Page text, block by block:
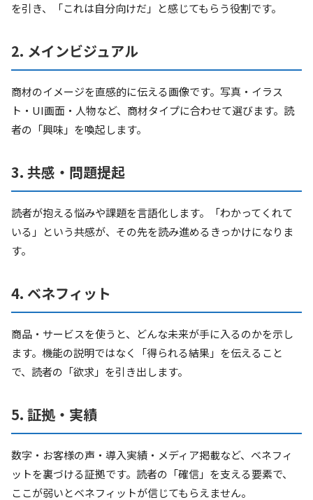
を引き、「これは自分向けだ」と感じてもらう役割です。
2. メインビジュアル
商材のイメージを直感的に伝える画像です。写真・イラス
ト・UI画面・人物など、商材タイプに合わせて選びます。読
者の「興味」を喚起します。
3. 共感・問題提起
読者が抱える悩みや課題を言語化します。「わかってくれて
いる」という共感が、その先を読み進めるきっかけになりま
す。
4. ベネフィット
商品・サービスを使うと、どんな未来が手に入るのかを示し
ます。機能の説明ではなく「得られる結果」を伝えること
で、読者の「欲求」を引き出します。
5. 証拠・実績
数字・お客様の声・導入実績・メディア掲載など、ベネフィ
ットを裏づける証拠です。読者の「確信」を支える要素で、
ここが弱いとベネフィットが信じてもらえません。